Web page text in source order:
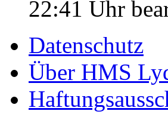
22:41 Uhr
Datenschutz
Über HMS